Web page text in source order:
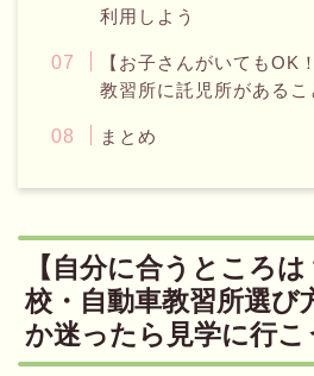
利用しよう
【お子さんがいてもOK
教習所に託児所があるこ
まとめ
【自分に合うところ
校・自動車教習所選び
か迷ったら見学に行こ